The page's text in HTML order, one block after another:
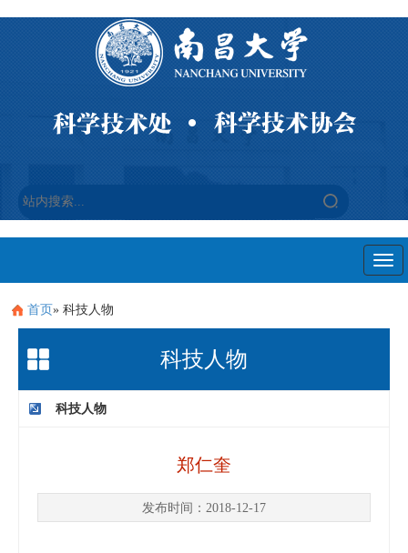
首页» 科技人物
科技人物
科技人物
郑仁奎
发布时间：2018-12-17